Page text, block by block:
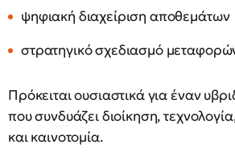
ψηφιακή διαχείριση αποθεμάτων
στρατηγικό σχεδιασμό
Πρόκειται ουσιαστικά για έναν
που συνδυάζει διοίκηση,
και καινοτομία.